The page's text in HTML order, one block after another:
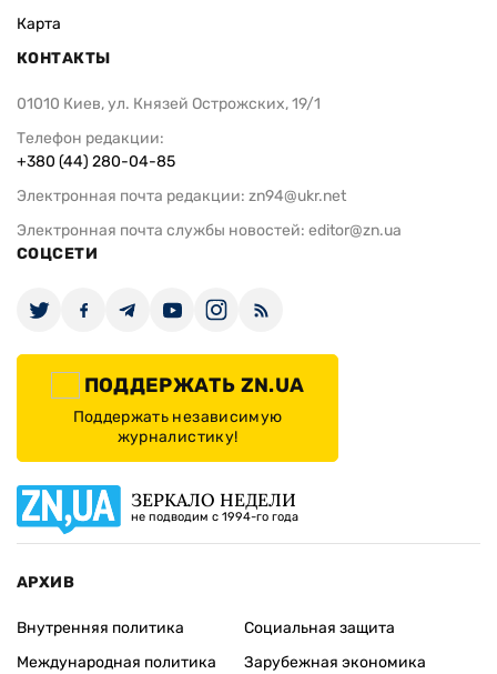
Карта
КОНТАКТЫ
01010 Киев, ул. Князей Острожских, 19/1
Телефон редакции:
+380 (44) 280-04-85
Электронная почта редакции: zn94@ukr.net
Электронная почта службы новостей: editor@zn.ua
СОЦСЕТИ
ПОДДЕРЖАТЬ ZN.UA
Поддержать независимую
журналистику!
ЗЕРКАЛО НЕДЕЛИ
не подводим с 1994-го года
АРХИВ
Внутренняя политика
Международная политика
Социальная защита
Зарубежная экономика